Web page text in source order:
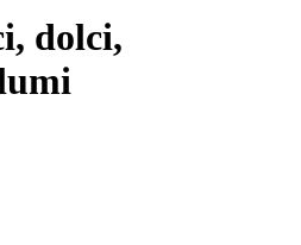
dolci,